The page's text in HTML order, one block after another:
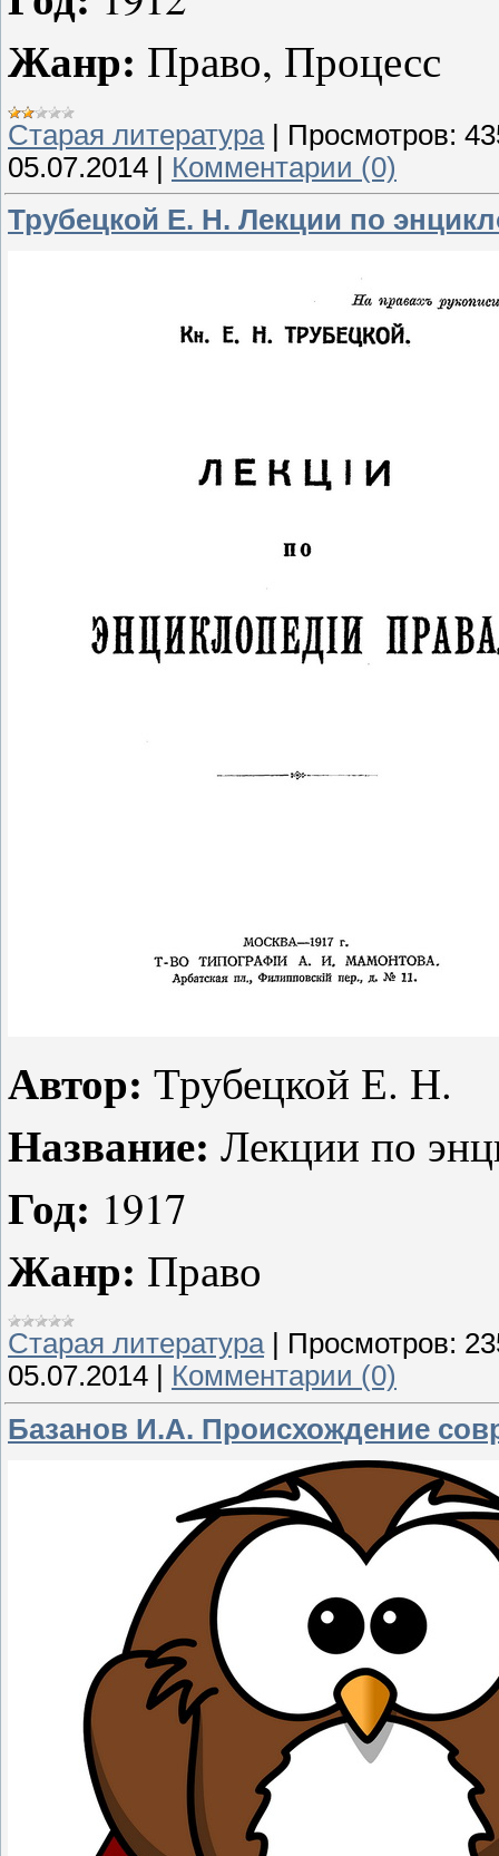
Жанр: Право, Процесс
Старая литература | Просмотров:
05.07.2014 | Комментарии (0)
Трубецкой Е. Н. Лекции по
Автор: Трубецкой Е. Н.
Название: Лекции по
Год: 1917
Жанр: Право
Старая литература| Просмотров:
05.07.2014
Комментарии (0)
Базанов И.А. Происхождение